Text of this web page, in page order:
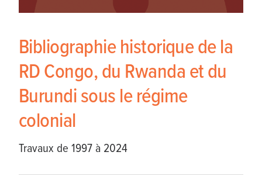
Bibliographie historique de la
RD Congo, du Rwanda et du
Burundi sous le régime
colonial
Travaux de 1997 à 2024